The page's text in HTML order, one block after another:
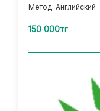
Метод: Английский
150 000тг